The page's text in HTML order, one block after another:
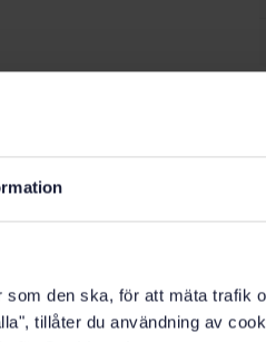
den ska, för att mäta trafik
tillåter du användning av